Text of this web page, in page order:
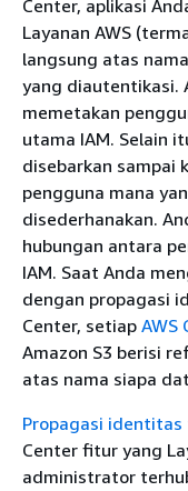
Center, aplikasi
Layanan AWS
langsung atas
yang diautentikasi.
memetakan
utama IAM. Selain
disebarkan sampai
pengguna mana
disederhanakan.
hubungan antara
IAM. Saat Anda
dengan propagasi
Center, setiap AWS
Amazon S3 berisi
atas nama siapa
Propagasi identitas
Center fitur yang
administrator